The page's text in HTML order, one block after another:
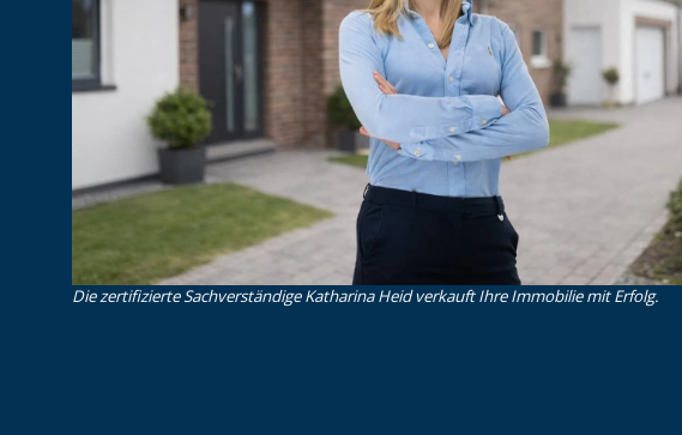
Die zertifizierte Sachverständige Katharina Heid verkauft Ihre Immobilie mit Erfolg.